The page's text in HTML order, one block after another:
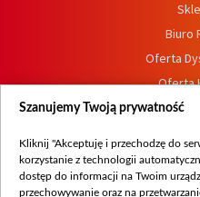
Biuro
Oferta
Oferta
Procedura
Szanujemy Twoją prywatność
Kliknij "Akceptuję i przechodzę do
korzystanie z technologii
dostęp do informacji na Twoim
przechowywanie oraz na